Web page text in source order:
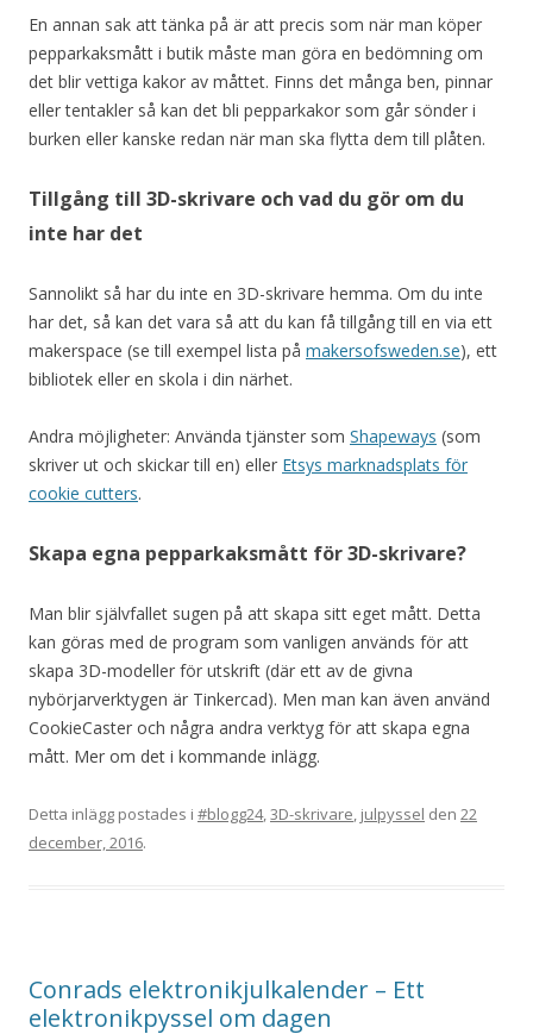
En annan sak att tänka på är att precis som när man köper
pepparkaksmått i butik måste man göra en bedömning om
det blir vettiga kakor av måttet. Finns det många ben, pinnar
eller tentakler så kan det bli pepparkakor som går sönder i
burken eller kanske redan när man ska flytta dem till plåten.
Tillgång till 3D-skrivare och vad du gör om du
inte har det
Sannolikt så har du inte en 3D-skrivare hemma. Om du inte
har det, så kan det vara så att du kan få tillgång till en via ett
makerspace (se till exempel lista på makersofsweden.se), ett
bibliotek eller en skola i din närhet.
Andra möjligheter: Använda tjänster som Shapeways (som
skriver ut och skickar till en) eller Etsys marknadsplats för
cookie cutters.
Skapa egna pepparkaksmått för 3D-skrivare?
Man blir självfallet sugen på att skapa sitt eget mått. Detta
kan göras med de program som vanligen används för att
skapa 3D-modeller för utskrift (där ett av de givna
nybörjarverktygen är Tinkercad). Men man kan även använd
CookieCaster och några andra verktyg för att skapa egna
mått. Mer om det i kommande inlägg.
Detta inlägg postades i #blogg24,3D-skrivare, julpyssel den 22
december, 2016.
Conrads elektronikjulkalender – Ett
elektronikpyssel om dagen